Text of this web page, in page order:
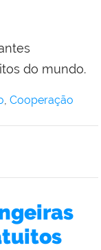
do mundo.
, Cooperação